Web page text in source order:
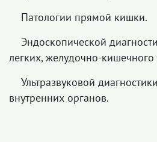
Патологии прямой кишки.
Эндоскопической
легких, желудочно-кишечного
Ультразвуковой
внутренних органов.